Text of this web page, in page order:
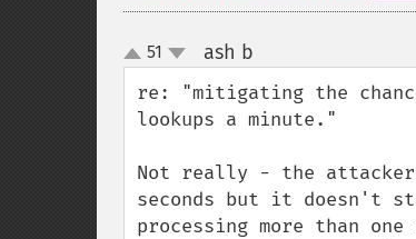
up
down
51 ash b
re: "mitigating the
lookups a minute."
Not really - the attacker
seconds but it doesn't
processing more than